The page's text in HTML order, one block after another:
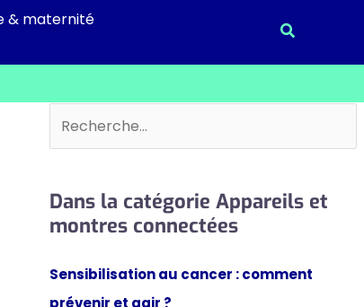
& maternité
Rechercher
Dans la catégorie Appareils et
montres connectées
Sensibilisation au cancer : comment
prévenir et agir ?